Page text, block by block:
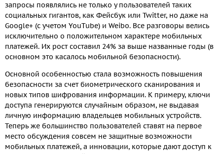
запросы появлялись не только у пользователей таких
социальных гигантов, как Фейсбук или Twitter, но даже на
Google+ (с учетом YouTube) и Weibo. Все разговоры велись
исключительно о положительном характере мобильных
платежей. Их рост составил 24% за выше названные годы (в
основном это касалось мобильной безопасности).
Основной особенностью стала возможность повышения
безопасности за счет биометрического сканирования и
новых типов шифрования информации. К примеру, ключи
доступа генерируются случайным образом, не выдавая
личную информацию владельцев мобильных устройств.
Теперь же большинство пользователей ставят на первое
место обсуждения совсем не защитные возможности
мобильных платежей, а инновации, которые дают доступ к